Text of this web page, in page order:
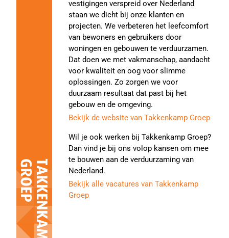
vestigingen verspreid over Nederland
staan we dicht bij onze klanten en
projecten. We verbeteren het leefcomfort
van bewoners en gebruikers door
woningen en gebouwen te verduurzamen.
Dat doen we met vakmanschap, aandacht
voor kwaliteit en oog voor slimme
oplossingen. Zo zorgen we voor
duurzaam resultaat dat past bij het
gebouw en de omgeving.
Bekijk de website van Takkenkamp Groep
Wil je ook werken bij Takkenkamp Groep?
Dan vind je bij ons volop kansen om mee
te bouwen aan de verduurzaming van
Nederland.
Bekijk alle vacatures van Takkenkamp
Groep